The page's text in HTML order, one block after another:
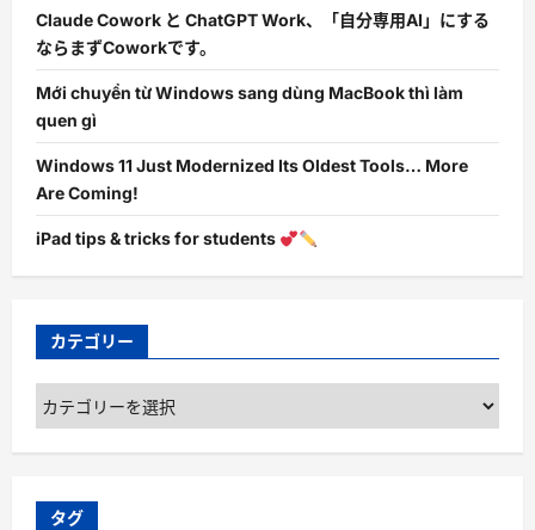
Claude Cowork と ChatGPT Work、「自分専用AI」にする
ならまずCoworkです。
Mới chuyển từ Windows sang dùng MacBook thì làm
quen gì
Windows 11 Just Modernized Its Oldest Tools… More
Are Coming!
iPad tips & tricks for students
カテゴリー
カ
テ
ゴ
ー
タグ